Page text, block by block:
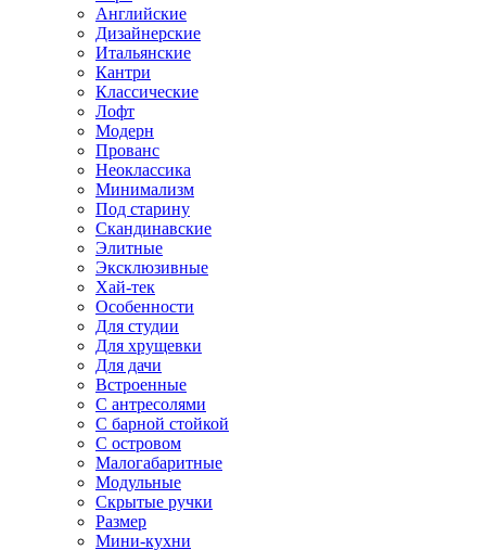
Английские
Дизайнерские
Итальянские
Кантри
Классические
Лофт
Модерн
Прованс
Неоклассика
Минимализм
Под старину
Скандинавские
Элитные
Эксклюзивные
Хай-тек
Особенности
Для студии
Для хрущевки
Для дачи
Встроенные
С антресолями
С барной стойкой
С островом
Малогабаритные
Модульные
Скрытые ручки
Размер
Мини-кухни